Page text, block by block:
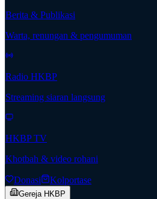
Berita & Publikasi
Warta, renungan & pengumuman
Radio HKBP
Streaming siaran langsung
HKBP TV
Khotbah & video rohani
Donasi Kolportase
Gereja HKBP